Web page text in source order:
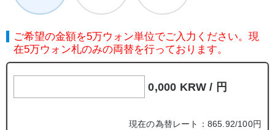
ご希望の金額を5万ウォン単位でご入力ください。現
在5万ウォン札のみの両替を行っております。
0,000 KRW / 円
現在の為替レート：865.92/100円